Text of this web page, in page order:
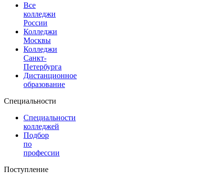
Все
колледжи
России
Колледжи
Москвы
Колледжи
Санкт-
Петербурга
Дистанционное
образование
Специальности
Специальности
колледжей
Подбор
по
профессии
Поступление